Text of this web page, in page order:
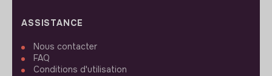
ASSISTANCE
Nous contacter
FAQ
Conditions d'utilisation